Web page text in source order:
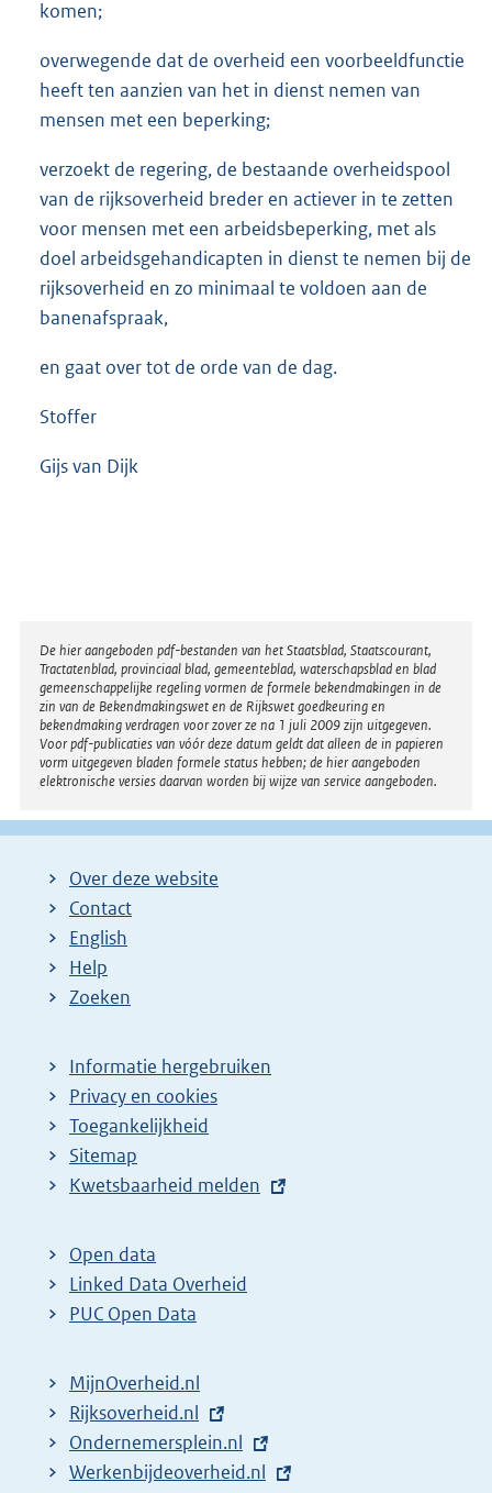
komen;
overwegende dat de overheid een voorbeeldfunctie
heeft ten aanzien van het in dienst nemen van
mensen met een beperking;
verzoekt de regering, de bestaande overheidspool
van de rijksoverheid breder en actiever in te zetten
voor mensen met een arbeidsbeperking, met als
doel arbeidsgehandicapten in dienst te nemen bij de
rijksoverheid en zo minimaal te voldoen aan de
banenafspraak,
en gaat over tot de orde van de dag.
Stoffer
Gijs van Dijk
Disclaimer
De hier aangeboden pdf-bestanden van het Staatsblad, Staatscourant,
Tractatenblad, provinciaal blad, gemeenteblad, waterschapsblad en blad
gemeenschappelijke regeling vormen de formele bekendmakingen in de
zin van de Bekendmakingswet en de Rijkswet goedkeuring en
bekendmaking verdragen voor zover ze na 1 juli 2009 zijn uitgegeven.
Voor pdf-publicaties van vóór deze datum geldt dat alleen de in papieren
vorm uitgegeven bladen formele status hebben; de hier aangeboden
elektronische versies daarvan worden bij wijze van service aangeboden.
Over deze website
Contact
English
Help
Zoeken
Informatie hergebruiken
Privacy en cookies
Toegankelijkheid
Sitemap
E
t
e
r
l
i
n
k
Kwetsbaarheid melden
Open data
Linked Data Overheid
PUC Open Data
MijnOverheid.nl
E
x
t
Rijksoverheid.nl
E
x
Ondernemersplein.nl
E
Werkenbijdeoverheid.nl